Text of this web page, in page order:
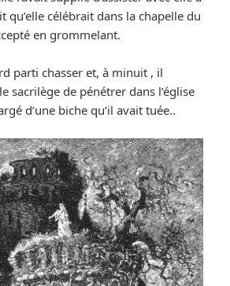
qu’elle célébrait dans la chapelle du
en grommelant.
parti chasser et, à minuit , il
sacrilège de pénétrer dans l’église
d’une biche qu’il avait tuée..